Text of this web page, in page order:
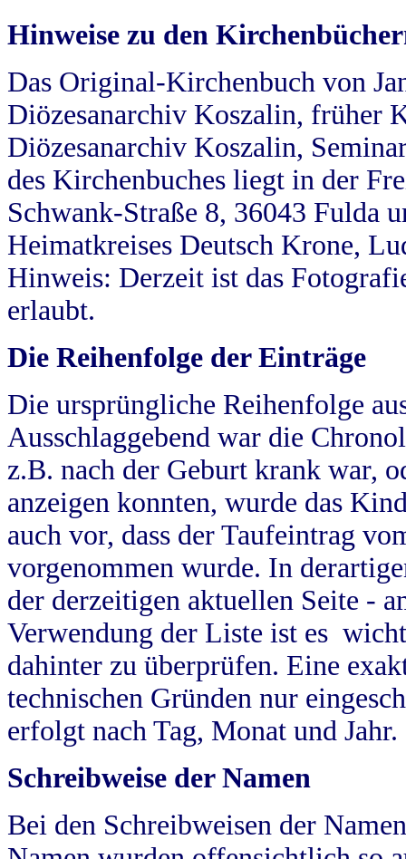
Hinweise zu den
Das Original-Kirchenbuch von
Diözesanarchiv Koszalin, früher
Diözesanarchiv Koszalin,
des Kirchenbuches liegt in der
Schwank-Straße 8, 36043 Fulda
Heimatkreises Deutsch Krone,
Hinweis: Derzeit ist das
erlaubt.
Die Reihenfolge der Einträge
Die ursprüngliche Reihenfolge
Ausschlaggebend war die
z.B. nach der Geburt krank war,
anzeigen konnten, wurde das
auch vor, dass der Taufeintrag
vorgenommen wurde. In
der derzeitigen aktuellen Seite -
Verwendung der Liste ist es
dahinter zu überprüfen. Eine
technischen Gründen nur
erfolgt nach Tag, Monat und Jahr.
Schreibweise der Namen
Bei den Schreibweisen der